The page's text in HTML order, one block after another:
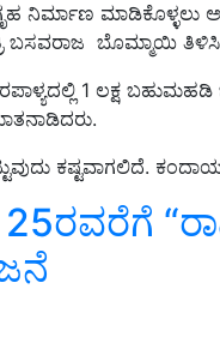
ನಿರ್ಮಾಣ ಮಾಡಿಕೊಳ್ಳಲು
ಬಸವರಾಜ ಬೊಮ್ಮಾಯಿ
1 ಲಕ್ಷ
ಕಷ್ಟವಾಗಲಿದೆ.